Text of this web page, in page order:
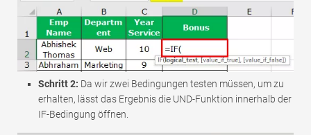
Schritt 2: Da wir zwei Bedingungen testen müssen, um zu
erhalten, lässt das Ergebnis die UND-Funktion innerhalb der
IF-Bedingung öffnen.